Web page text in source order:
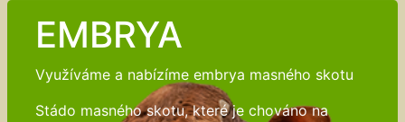
EMBRYA
Využíváme a nabízíme embrya masného skotu
Stádo masného skotu, které je chováno na